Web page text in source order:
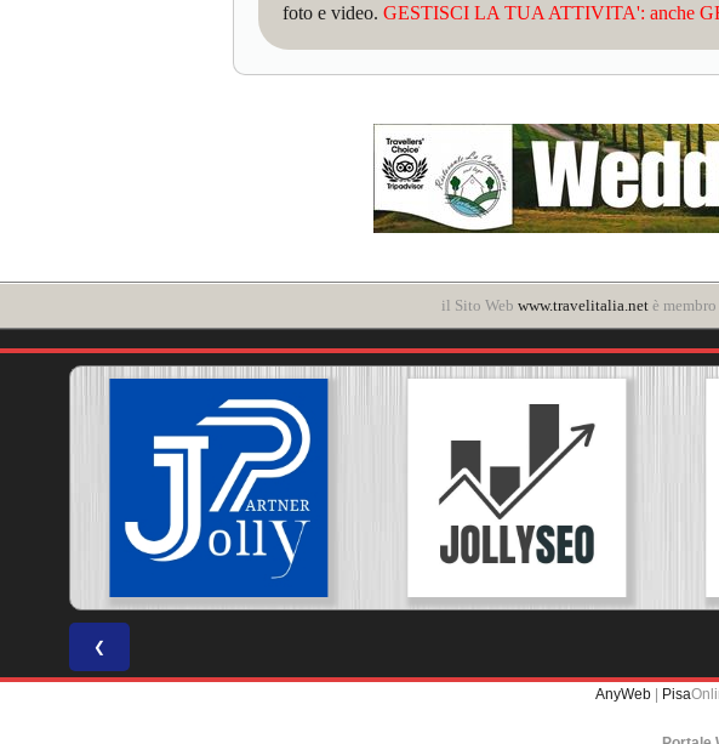
foto e video. GESTISCI LA TUA ATTIVITA': anche
il Sito Web www.travelitalia.netè
❮
AnyWeb | Pisa